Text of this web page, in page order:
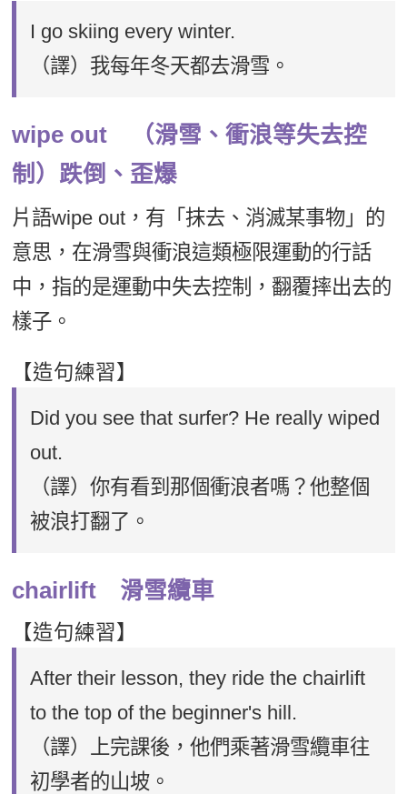
I go skiing every winter.
（譯）我每年冬天都去滑雪。
wipe out （滑雪、衝浪等失去控
制）跌倒、歪爆
片語wipe out，有「抹去、消滅某事物」的
意思，在滑雪與衝浪這類極限運動的行話
中，指的是運動中失去控制，翻覆摔出去的
樣子。
【造句練習】
Did you see that surfer? He really wiped
out.
（譯）你有看到那個衝浪者嗎？他整個
被浪打翻了。
chairlift 滑雪纜車
【造句練習】
After their lesson, they ride the chairlift
to the top of the beginner's hill.
（譯）上完課後，他們乘著滑雪纜車往
初學者的山坡。